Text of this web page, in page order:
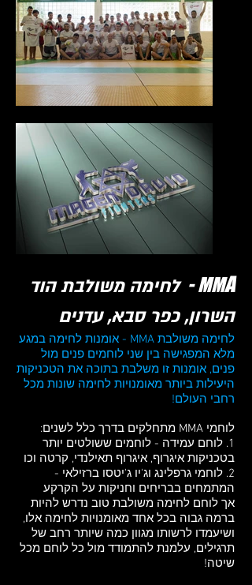
MMA -
לחימה משולבת הוד
השרון, כפר סבא, עדנים
לחימה משולבת MMA - אומנות לחימה במגע
מלא המפגישה בין שני לוחמים פנים מול
פנים, אומנות זו משלבת בתוכה את הטכניקות
היעילות ביותר מאומנויות לחימה שונות מכל
רחבי העולם!
לוחמי MMA מתחלקים בדרך כלל לשנים:
1. לוחם עמידה - לוחמים ששולטים יותר
בטכניקות איגרוף, איגרוף תאילנדי, קרטה וכו
2. לוחמי גרפלינג וג'יו ג'יטסו ברזילאי -
המתמחים בבריחים וחניקות על הקרקע
אך לוחם לחימה משולבת טוב נדרש להיות
ברמה גבוה בכל אחד מאומנויות לחימה אלו,
ושיעמדו לרשותו מגוון כמה שיותר רחב של
תרגילים, עלמנת להתמודד מול כל לוחם מכל
שיטה!